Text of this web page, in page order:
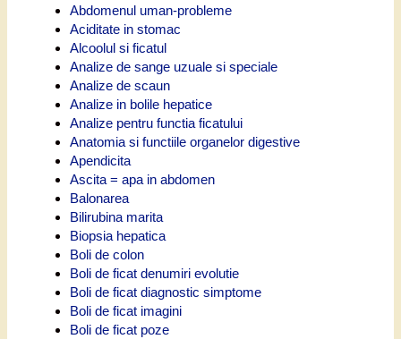
Abdomenul uman-probleme
Aciditate in stomac
Alcoolul si ficatul
Analize de sange uzuale si speciale
Analize de scaun
Analize in bolile hepatice
Analize pentru functia ficatului
Anatomia si functiile organelor digestive
Apendicita
Ascita = apa in abdomen
Balonarea
Bilirubina marita
Biopsia hepatica
Boli de colon
Boli de ficat denumiri evolutie
Boli de ficat diagnostic simptome
Boli de ficat imagini
Boli de ficat poze